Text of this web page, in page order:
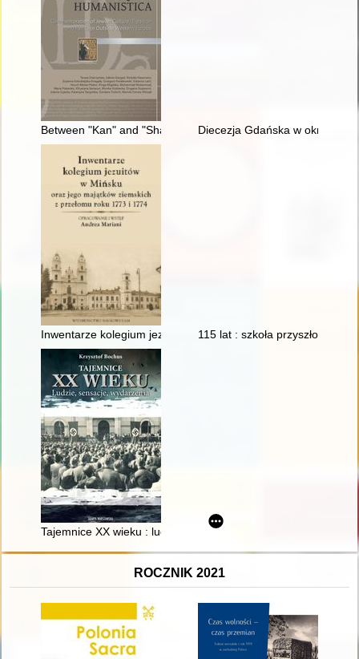
Between "Kan" and "Sham" : commemorative materiality of
Diecezja Gdańska w okresie
Inwentarze kolegium jezuitów w Mińsku oraz jego majątków
115 lat : szkoła przyszłości :
Tajemnice XX wieku : ludzie, sensacje, wydarzenia : historie
ROCZNIK 2021